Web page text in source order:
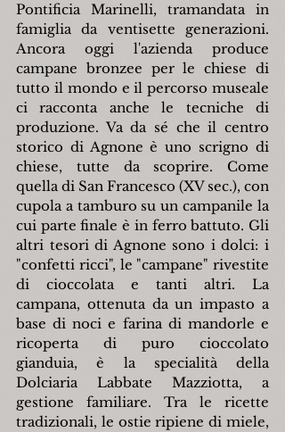
Pontificia Marinelli, tramandata in
famiglia da ventisette generazioni.
Ancora oggi l'azienda produce
campane bronzee per le chiese di
tutto il mondo e il percorso museale
ci racconta anche le tecniche di
produzione. Va da sé che il centro
storico di Agnone è uno scrigno di
chiese, tutte da scoprire. Come
quella di San Francesco (XV sec.), con
cupola a tamburo su un campanile la
cui parte finale è in ferro battuto. Gli
altri tesori di Agnone sono i dolci: i
"confetti ricci", le "campane" rivestite
di cioccolata e tanti altri. La
campana, ottenuta da un impasto a
base di noci e farina di mandorle e
ricoperta di puro cioccolato
gianduia, è la specialità della
Dolciaria Labbate Mazziotta, a
gestione familiare. Tra le ricette
tradizionali, le ostie ripiene di miele,